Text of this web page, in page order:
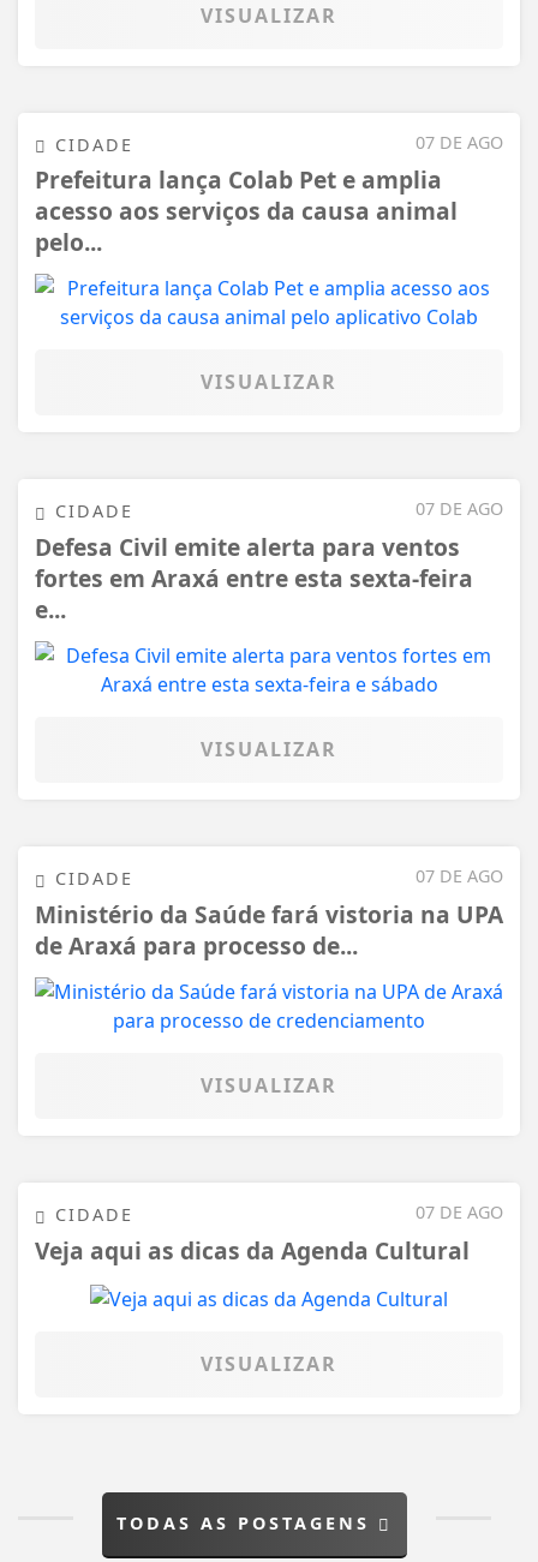
VISUALIZAR
07 DE AGO
CIDADE
Prefeitura lança Colab Pet e amplia
acesso aos serviços da causa animal
pelo...
VISUALIZAR
07 DE AGO
CIDADE
Defesa Civil emite alerta para ventos
fortes em Araxá entre esta sexta-feira
e...
VISUALIZAR
07 DE AGO
CIDADE
Ministério da Saúde fará vistoria na UPA
de Araxá para processo de...
VISUALIZAR
07 DE AGO
CIDADE
Veja aqui as dicas da Agenda Cultural
VISUALIZAR
TODAS AS POSTAGENS